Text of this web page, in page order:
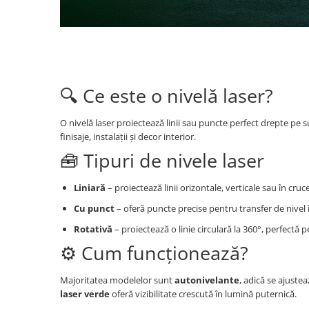
Pistol pentru vopsit
Presostate/Regulatoare de
Prelate și Folii de Protecție
Prelungitoare
Rindele electrice
Accesorii rindele
Scule electrice
Accesorii pentru polizor
Accesorii scule electrice
Compresoare aer
Fierastrau sabie
Fierăstrău circular
🔍 Ce este o nivelă laser?
O nivelă laser proiectează linii sau puncte perfect drepte
finisaje, instalații și decor interior.
🧰 Tipuri de nivele laser
Liniară – proiectează linii orizontale, verticale sau în
Cu punct– oferă puncte precise pentru transfer de
Rotativă – proiectează o linie circulară la 360°, perfectă
⚙️ Cum funcționează?
Majoritatea modelelor suntautonivelante, adică se
laser verdeoferă vizibilitate crescută în lumină puternică.